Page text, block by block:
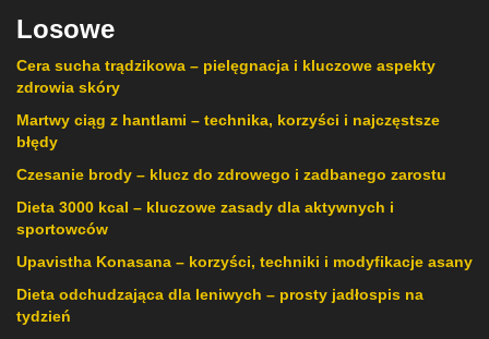
Losowe
Cera sucha trądzikowa – pielęgnacja i kluczowe aspekty
zdrowia skóry
Martwy ciąg z hantlami – technika, korzyści i najczęstsze
błędy
Czesanie brody – klucz do zdrowego i zadbanego zarostu
Dieta 3000 kcal – kluczowe zasady dla aktywnych i
sportowców
Upavistha Konasana – korzyści, techniki i modyfikacje asany
Dieta odchudzająca dla leniwych – prosty jadłospis na
tydzień